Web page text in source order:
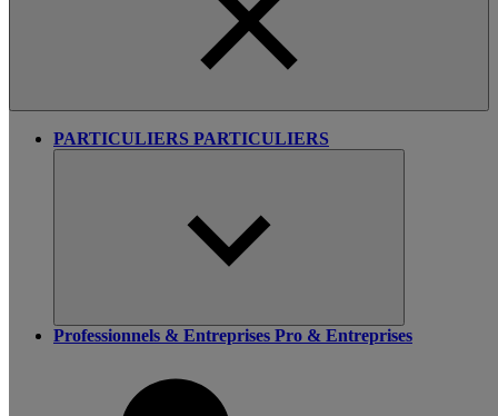
PARTICULIERS PARTICULIERS
Professionnels & Entreprises Pro & Entreprises